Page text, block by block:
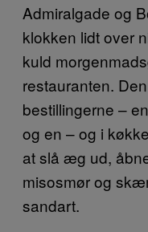
Admiralgade og
klokken lidt over
kuld
restauranten.
bestillingerne –
og en – og i
at slå æg ud,
misosmør og
sandart.